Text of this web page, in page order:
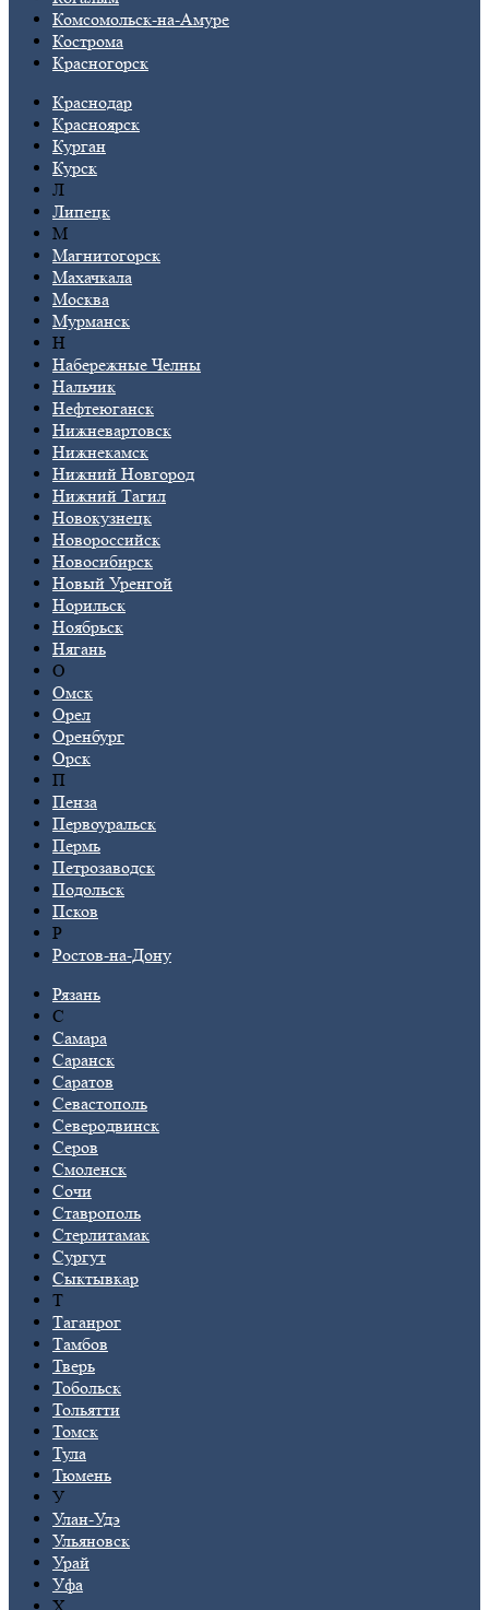
Комсомольск-на-Амуре
Кострома
Красногорск
Краснодар
Красноярск
Курган
Курск
Л
Липецк
М
Магнитогорск
Махачкала
Москва
Мурманск
Н
Набережные Челны
Нальчик
Нефтеюганск
Нижневартовск
Нижнекамск
Нижний Новгород
Нижний Тагил
Новокузнецк
Новороссийск
Новосибирск
Новый Уренгой
Норильск
Ноябрьск
Нягань
О
Омск
Орел
Оренбург
Орск
П
Пенза
Первоуральск
Пермь
Петрозаводск
Подольск
Псков
Р
Ростов-на-Дону
Рязань
С
Самара
Саранск
Саратов
Севастополь
Северодвинск
Серов
Смоленск
Сочи
Ставрополь
Стерлитамак
Сургут
Сыктывкар
Т
Таганрог
Тамбов
Тверь
Тобольск
Тольятти
Томск
Тула
Тюмень
У
Улан-Удэ
Ульяновск
Урай
Уфа